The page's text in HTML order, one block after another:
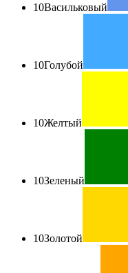
10Васильковый
10Голубой
10Желтый
10Зеленый
10Золотой